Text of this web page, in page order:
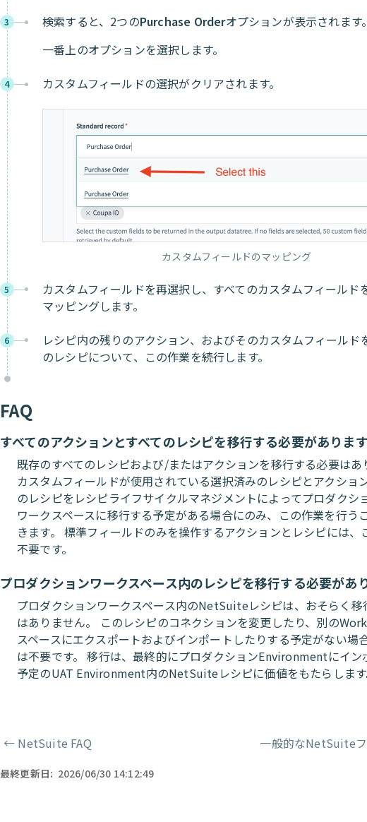
3 検索すると、2つのPurchase Orderオプションが表示されます。
一番上のオプションを選択します。
4 カスタムフィールドの選択がクリアされます。
カスタムフィールドのマッピング
5
カスタムフィールドを再選択し、すべてのカスタムフィールド
マッピングします。
6
レシピ内の残りのアクション、およびそのカスタムフィールド
のレシピについて、この作業を続行します。
FAQ
すべてのアクションとすべてのレシピを移行する必要があります
既存のすべてのレシピおよび/またはアクションを移行する必要はあ
カスタムフィールドが使用されている選択済みのレシピとアクション
のレシピをレシピライフサイクルマネジメントによってプロダクシ
ワークスペースに移行する予定がある場合にのみ、この作業を行う
きます。 標準フィールドのみを操作するアクションとレシピには、
不要です。
プロダクションワークスペース内のレシピを移行する必要があ
プロダクションワークスペース内のNetSuiteレシピは、おそらく移
はありません。 このレシピのコネクションを変更したり、別の
スペースにエクスポートおよびインポートしたりする予定がない場
は不要です。 移行は、最終的にプロダクションEnvironmentにイン
予定のUAT Environment内のNetSuiteレシピに価値をもたらします
ページャー
← NetSuite FAQ 一般的なNetSuite
最終更新日: 2026/06/30 14:12:49